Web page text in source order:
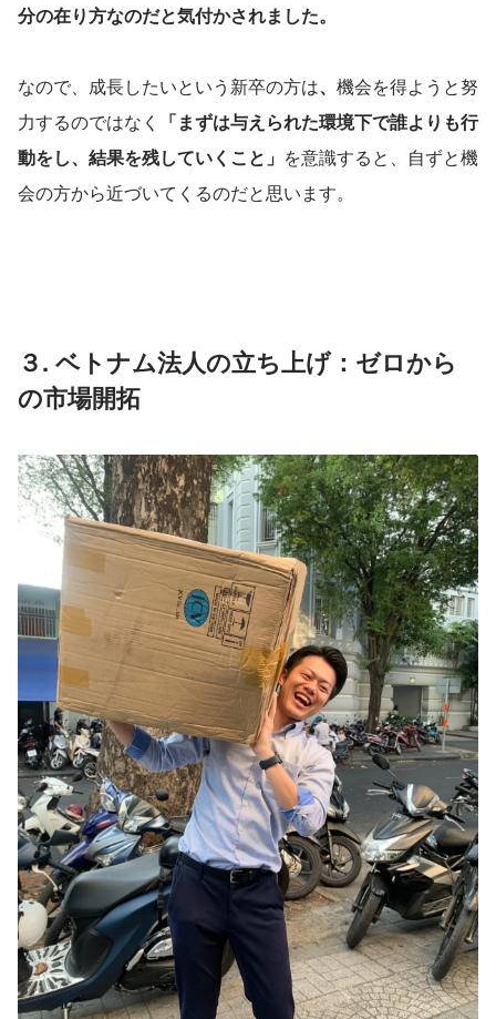
分の在り方なのだと気付かされました。
なので、成長したいという新卒の方は、 機会を得ようと努
力するのではなく
「まずは与えられた環境下で誰よりも行
動をし、結果を残していくこと」 を意識すると、自ずと機
会の方から近づいてくるのだと思います。
３. ベトナム法人の立ち上げ：ゼロから
の市場開拓